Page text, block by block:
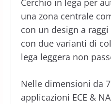
Cerchio in lega per
una zona centrale
con un design a
con due varianti di
lega leggera non
Nelle dimensioni da
applicazioni ECE &